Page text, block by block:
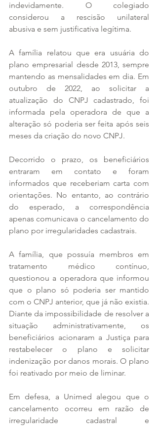
indevidamente. O colegiado
considerou a rescisão unilateral
abusiva e sem justificativa legítima.
A família relatou que era usuária do
plano empresarial desde 2013, sempre
mantendo as mensalidades em dia. Em
outubro de 2022, ao solicitar a
atualização do CNPJ cadastrado, foi
informada pela operadora de que a
alteração só poderia ser feita após seis
meses da criação do novo CNPJ.
Decorrido o prazo, os beneficiários
entraram em contato e foram
informados que receberiam carta com
orientações. No entanto, ao contrário
do esperado, a correspondência
apenas comunicava o cancelamento do
plano por irregularidades cadastrais.
A família, que possuía membros em
tratamento médico contínuo,
questionou a operadora que informou
que o plano só poderia ser mantido
com o CNPJ anterior, que já não existia.
Diante da impossibilidade de resolver a
situação administrativamente, os
beneficiários acionaram a Justiça para
restabelecer o plano e solicitar
indenização por danos morais. O plano
foi reativado por meio de liminar.
Em defesa, a Unimed alegou que o
cancelamento ocorreu em razão de
irregularidade cadastral e